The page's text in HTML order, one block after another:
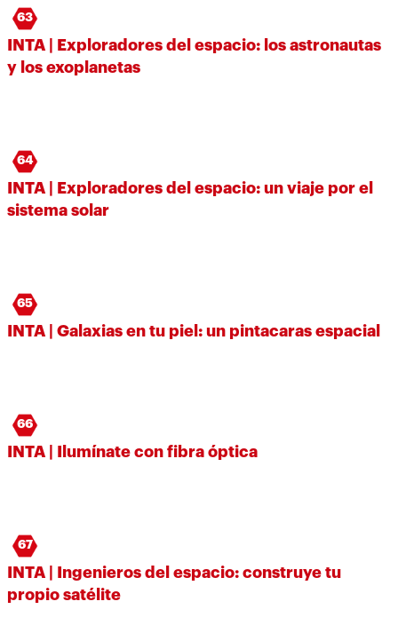
63
INTA | Exploradores del espacio: los astronautas
y los exoplanetas
64
INTA | Exploradores del espacio: un viaje por el
sistema solar
65
INTA | Galaxias en tu piel: un pintacaras espacial
66
INTA | Ilumínate con fibra óptica
67
INTA | Ingenieros del espacio: construye tu
propio satélite